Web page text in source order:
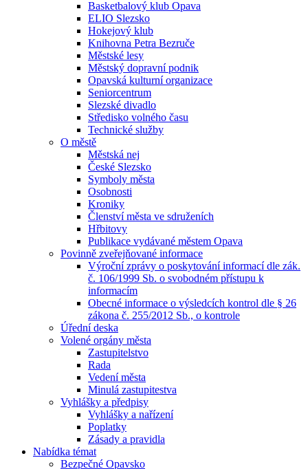
Basketbalový klub Opava
ELIO Slezsko
Hokejový klub
Knihovna Petra Bezruče
Městské lesy
Městský dopravní podnik
Opavská kulturní organizace
Seniorcentrum
Slezské divadlo
Středisko volného času
Technické služby
O městě
Městská nej
České Slezsko
Symboly města
Osobnosti
Kroniky
Členství města ve sdruženích
Hřbitovy
Publikace vydávané městem Opava
Povinně zveřejňované informace
Výroční zprávy o poskytování informací dle zák.
č. 106/1999 Sb. o svobodném přístupu k
informacím
Obecné informace o výsledcích kontrol dle § 26
zákona č. 255/2012 Sb., o kontrole
Úřední deska
Volené orgány města
Zastupitelstvo
Rada
Vedení města
Minulá zastupitestva
Vyhlášky a předpisy
Vyhlášky a nařízení
Poplatky
Zásady a pravidla
Nabídka témat
Bezpečné Opavsko